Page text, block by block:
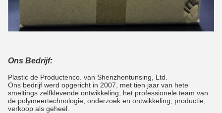
Ons Bedrijf:
Plastic de Productenco. van Shenzhentunsing, Ltd.
Ons bedrijf werd opgericht in 2007, met tien jaar van hete
smeltings zelfklevende ontwikkeling, het professionele team van
de polymeertechnologie, onderzoek en ontwikkeling, productie,
verkoop als geheel.